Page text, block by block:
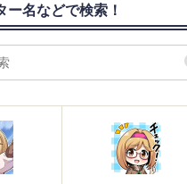
ー名などで検索！